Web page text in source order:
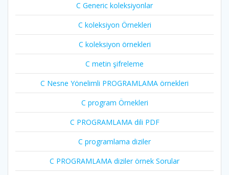
C Generic koleksiyonlar
C koleksiyon Örnekleri
C koleksiyon örnekleri
C metin şifreleme
C Nesne Yönelimli PROGRAMLAMA örnekleri
C program Örnekleri
C PROGRAMLAMA dili PDF
C programlama diziler
C PROGRAMLAMA diziler örnek Sorular